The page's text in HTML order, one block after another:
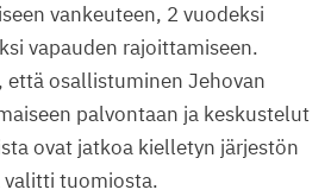
vankeuteen, 2 vuodeksi
vapauden rajoittamiseen.
osallistuminen Jehovan
palvontaan ja keskustelut
ovat jatkoa kielletyn järjestön
tuomiosta.